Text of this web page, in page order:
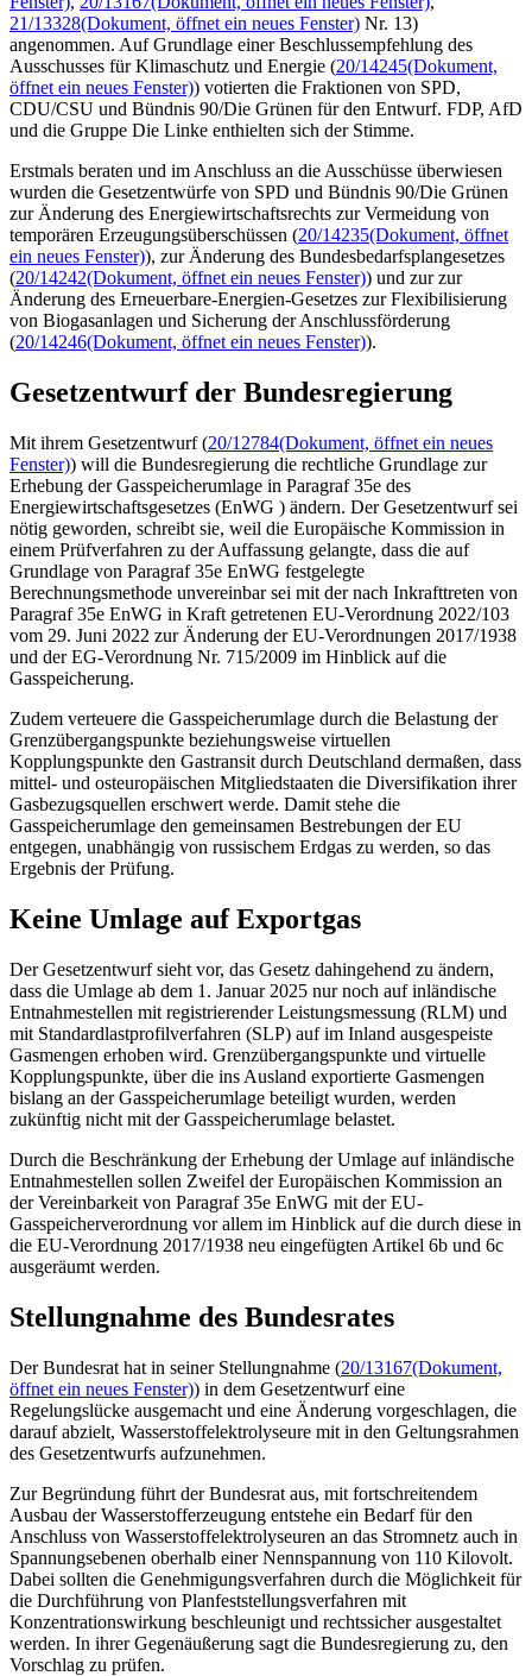
21/13328(Dokument, öffnet ein neues Fenster) Nr. 13)
angenommen. Auf Grundlage einer Beschlussempfehlung des
Ausschusses für Klimaschutz und Energie (20/14245(Dokument,
öffnet ein neues Fenster)) votierten die Fraktionen von SPD,
CDU/CSU und Bündnis 90/Die Grünen für den Entwurf. FDP, AfD
und die Gruppe Die Linke enthielten sich der Stimme.
Erstmals beraten und im Anschluss an die Ausschüsse überwiesen
wurden die Gesetzentwürfe von SPD und Bündnis 90/Die Grünen
zur Änderung des Energiewirtschaftsrechts zur Vermeidung von
temporären Erzeugungsüberschüssen (20/14235(Dokument, öffnet
ein neues Fenster)), zur Änderung des Bundesbedarfsplangesetzes
(20/14242(Dokument, öffnet ein neues Fenster)) und zur zur
Änderung des Erneuerbare-Energien-Gesetzes zur Flexibilisierung
von Biogasanlagen und Sicherung der Anschlussförderung
(20/14246(Dokument, öffnet ein neues Fenster)).
Gesetzentwurf der Bundesregierung
Mit ihrem Gesetzentwurf (20/12784(Dokument, öffnet ein neues
Fenster)) will die Bundesregierung die rechtliche Grundlage zur
Erhebung der Gasspeicherumlage in Paragraf 35e des
Energiewirtschaftsgesetzes (EnWG ) ändern. Der Gesetzentwurf sei
nötig geworden, schreibt sie, weil die Europäische Kommission in
einem Prüfverfahren zu der Auffassung gelangte, dass die auf
Grundlage von Paragraf 35e EnWG festgelegte
Berechnungsmethode unvereinbar sei mit der nach Inkrafttreten von
Paragraf 35e EnWG in Kraft getretenen EU-Verordnung 2022/103
vom 29. Juni 2022 zur Änderung der EU-Verordnungen 2017/1938
und der EG-Verordnung Nr. 715/2009 im Hinblick auf die
Gasspeicherung.
Zudem verteuere die Gasspeicherumlage durch die Belastung der
Grenzübergangspunkte beziehungsweise virtuellen
Kopplungspunkte den Gastransit durch Deutschland dermaßen, dass
mittel- und osteuropäischen Mitgliedstaaten die Diversifikation ihrer
Gasbezugsquellen erschwert werde. Damit stehe die
Gasspeicherumlage den gemeinsamen Bestrebungen der EU
entgegen, unabhängig von russischem Erdgas zu werden, so das
Ergebnis der Prüfung.
Keine Umlage auf Exportgas
Der Gesetzentwurf sieht vor, das Gesetz dahingehend zu ändern,
dass die Umlage ab dem 1. Januar 2025 nur noch auf inländische
Entnahmestellen mit registrierender Leistungsmessung (RLM) und
mit Standardlastprofilverfahren (SLP) auf im Inland ausgespeiste
Gasmengen erhoben wird. Grenzübergangspunkte und virtuelle
Kopplungspunkte, über die ins Ausland exportierte Gasmengen
bislang an der Gasspeicherumlage beteiligt wurden, werden
zukünftig nicht mit der Gasspeicherumlage belastet.
Durch die Beschränkung der Erhebung der Umlage auf inländische
Entnahmestellen sollen Zweifel der Europäischen Kommission an
der Vereinbarkeit von Paragraf 35e EnWG mit der EU-
Gasspeicherverordnung vor allem im Hinblick auf die durch diese in
die EU-Verordnung 2017/1938 neu eingefügten Artikel 6b und 6c
ausgeräumt werden.
Stellungnahme des Bundesrates
Der Bundesrat hat in seiner Stellungnahme (20/13167(Dokument,
öffnet ein neues Fenster)) in dem Gesetzentwurf eine
Regelungslücke ausgemacht und eine Änderung vorgeschlagen, die
darauf abzielt, Wasserstoffelektrolyseure mit in den Geltungsrahmen
des Gesetzentwurfs aufzunehmen.
Zur Begründung führt der Bundesrat aus, mit fortschreitendem
Ausbau der Wasserstofferzeugung entstehe ein Bedarf für den
Anschluss von Wasserstoffelektrolyseuren an das Stromnetz auch in
Spannungsebenen oberhalb einer Nennspannung von 110 Kilovolt.
Dabei sollten die Genehmigungsverfahren durch die Möglichkeit für
die Durchführung von Planfeststellungsverfahren mit
Konzentrationswirkung beschleunigt und rechtssicher ausgestaltet
werden. In ihrer Gegenäußerung sagt die Bundesregierung zu, den
Vorschlag zu prüfen.